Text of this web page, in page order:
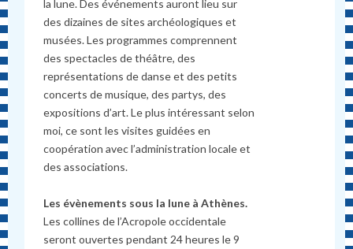
la lune. Des événements auront lieu sur
des dizaines de sites archéologiques et
musées. Les programmes comprennent
des spectacles de théâtre, des
représentations de danse et des petits
concerts de musique, des partys, des
expositions d’art. Le plus intéressant selon
moi, ce sont les visites guidées en
coopération avec l’administration locale et
des associations.
Les évènements sous la lune à Athènes.
Les collines de l’Acropole occidentale
seront ouvertes pendant 24 heures le 9